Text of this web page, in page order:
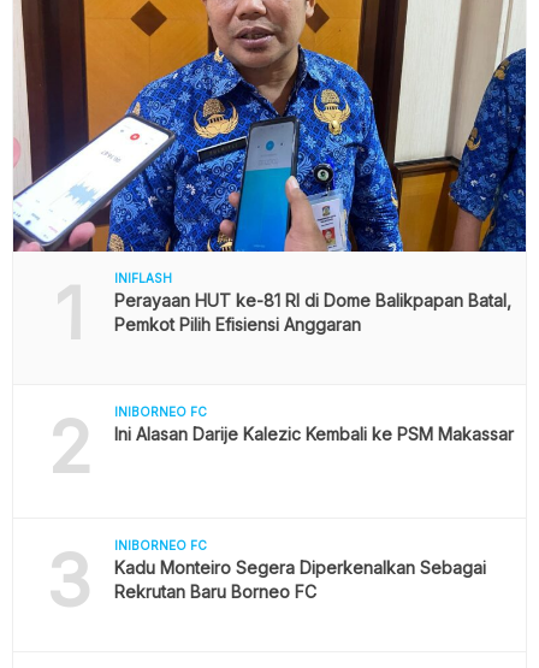
1 INIFLASH
Perayaan HUT ke-81 RI di Dome Balikpapan Batal,
Pemkot Pilih Efisiensi Anggaran
2 INIBORNEO FC
Ini Alasan Darije Kalezic Kembali ke PSM Makassar
3 INIBORNEO FC
Kadu Monteiro Segera Diperkenalkan Sebagai
Rekrutan Baru Borneo FC